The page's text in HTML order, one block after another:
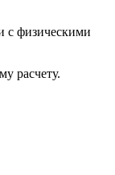
с физическими
расчету.